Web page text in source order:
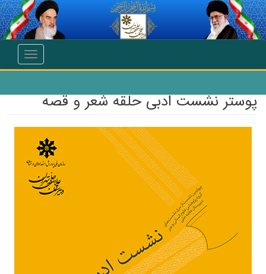
انتقال به محتوای اصلی
Toggle
پوستر نشست ادبی حلقه شعر و قصه